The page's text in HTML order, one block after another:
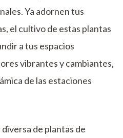
Ya adornen tus
el cultivo de estas plantas
a tus espacios
vibrantes y cambiantes,
de las estaciones
de plantas de